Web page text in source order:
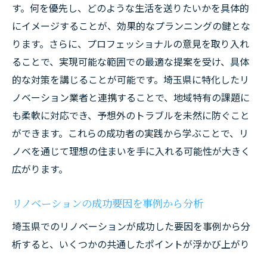
す。何を優先し、どのような生活を送りたいかを具体的
にイメージすることが、効果的なプランニングの鍵とな
ります。さらに、プロフェッショナルの意見を取り入れ
ることで、実現可能な範囲での最適な提案を受け、具体
的な対策を講じることが可能です。埼玉県に特化したリ
ノベーション業者と連携することで、地域特有の課題に
も柔軟に対応でき、予想外のトラブルを未然に防ぐこと
ができます。これらの成功者の実践から学ぶことで、リ
ノベを通じて理想の住まいを手に入れる可能性が大きく
広がります。
リノベーションの成功要因を事例から分析
埼玉県でのリノベーションが成功した要因を事例から分
析すると、いくつかの共通したポイントが浮かび上がり